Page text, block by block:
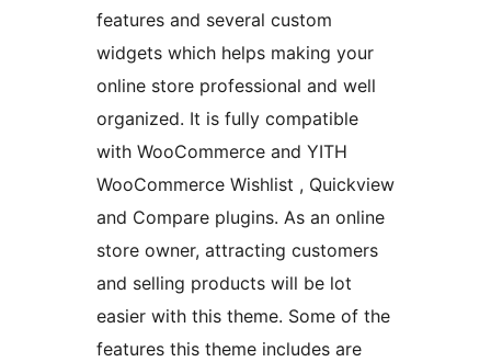
features and several custom
widgets which helps making your
online store professional and well
organized. It is fully compatible
with WooCommerce and YITH
WooCommerce Wishlist , Quickview
and Compare plugins. As an online
store owner, attracting customers
and selling products will be lot
easier with this theme. Some of the
features this theme includes are